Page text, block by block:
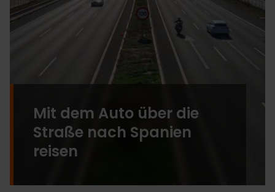
Mit dem Auto über die
Straße nach Spanien
reisen